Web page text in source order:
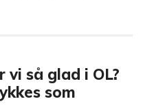
vi så glad i OL?
som